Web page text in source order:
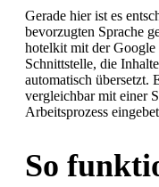
Gerade hier ist es
bevorzugten Sprache
hotelkit mit der Google
Schnittstelle, die
automatisch übersetzt.
vergleichbar mit einer
Arbeitsprozess
So